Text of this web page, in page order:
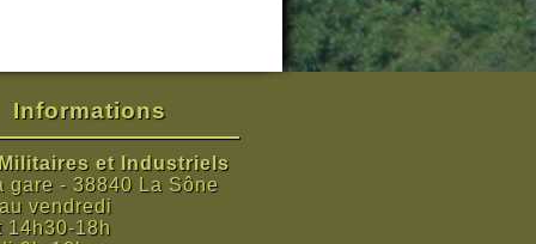
Informations
et Industriels
gare - 38840 La Sône
vendredi
14h30-18h